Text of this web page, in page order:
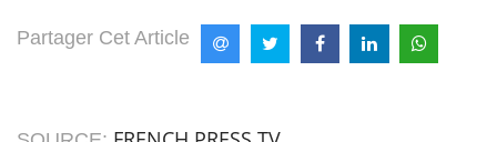
Partager Cet Article